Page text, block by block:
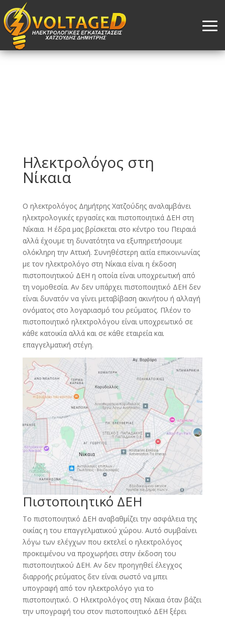
Ηλεκτρολόγος στη
Νίκαια
Ο ηλεκτρολόγος Δημήτρης Χατζούδης αναλαμβάνει
ηλεκτρολογικές εργασίες και πιστοποιητικά ΔΕΗ στη
Νίκαια. Η έδρα μας βρίσκεται στο κέντρο του Πειραιά
αλλά έχουμε τη δυνατότητα να εξυπηρετήσουμε
ολόκληρη την Αττική. Συνηθέστερη αιτία επικοινωνίας
με τον ηλεκτρολόγο στη Νίκαια είναι η έκδοση
πιστοποιητικού ΔΕΗ η οποία είναι υποχρεωτική από
τη νομοθεσία. Αν δεν υπάρχει πιστοποιητικό ΔΕΗ δεν
είναι δυνατόν να γίνει μεταβίβαση ακινήτου ή αλλαγή
ονόματος στο λογαριασμό του ρεύματος. Πλέον το
πιστοποιητικό ηλεκτρολόγου είναι υποχρεωτικό σε
κάθε κατοικία αλλά και σε κάθε εταιρεία και
επαγγελματική στέγη.
Πιστοποιητικό ΔΕΗ
Το πιστοποιητικό ΔΕΗ αναβαθμίζει την ασφάλεια της
οικίας η του επαγγελματικού χώρου. Αυτό συμβαίνει
λόγω των ελέγχων που εκτελεί ο ηλεκτρολόγος
προκειμένου να προχωρήσει στην έκδοση του
πιστοποιητικού ΔΕΗ. Αν δεν προηγηθεί έλεγχος
διαρροής ρεύματος δεν είναι σωστό να μπει
υπογραφή από τον ηλεκτρολόγο για το
πιστοποιητικό. Ο Ηλεκτρολόγος στη Νίκαια όταν βάζει
την υπογραφή του στον πιστοποιητικό ΔΕΗ ξέρει